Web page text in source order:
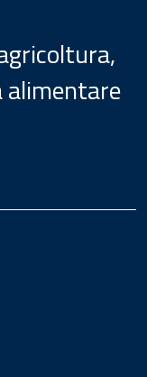
alimentare